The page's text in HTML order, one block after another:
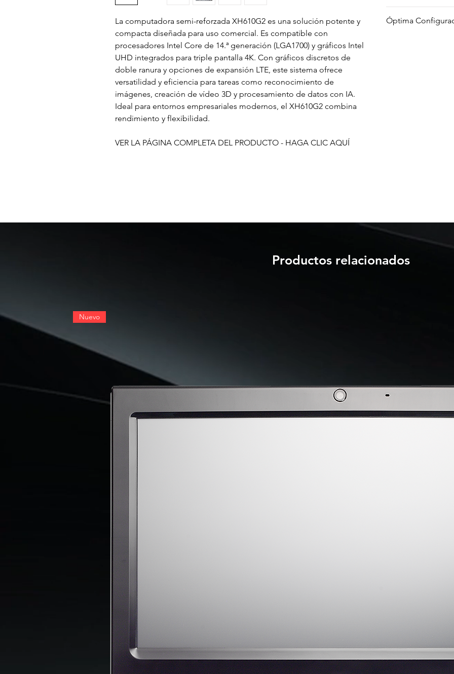
La computadora semi-reforzada XH610G2 es una solución potente y
compacta diseñada para uso comercial. Es compatible con
procesadores Intel Core de 14.ª generación (LGA1700) y gráficos Intel
UHD integrados para triple pantalla 4K. Con gráficos discretos de
doble ranura y opciones de expansión LTE, este sistema ofrece
versatilidad y eficiencia para tareas como reconocimiento de
imágenes, creación de vídeo 3D y procesamiento de datos con IA.
Ideal para entornos empresariales modernos, el XH610G2 combina
rendimiento y flexibilidad.
VER LA PÁGINA COMPLETA DEL PRODUCTO - HAGA CLIC AQUÍ
2.5" 256GB SATA III
PREINSTALLED WIFI
WINDOWS 11 PRO
8GB DDR5 SODIMM
Óptima
Productos relacionados
Nuevo